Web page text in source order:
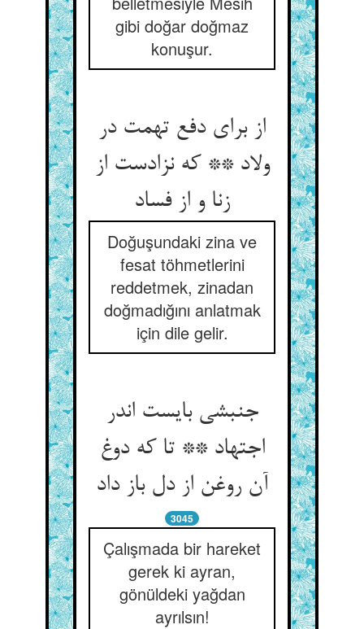
gibi doğar doğmaz
konuşur.
از برای دفع تهمت در
ولاد ** که نزادست از
زنا و از فساد
Doğuşundaki zina ve
fesat töhmetlerini
reddetmek, zinadan
doğmadığını anlatmak
için dile gelir.
جنبشی بایست اندر
اجتهاد ** تا که دوغ
آن روغن از دل باز داد
3045
Çalışmada bir hareket
gerek ki ayran,
gönüldeki yağdan
ayrılsın!